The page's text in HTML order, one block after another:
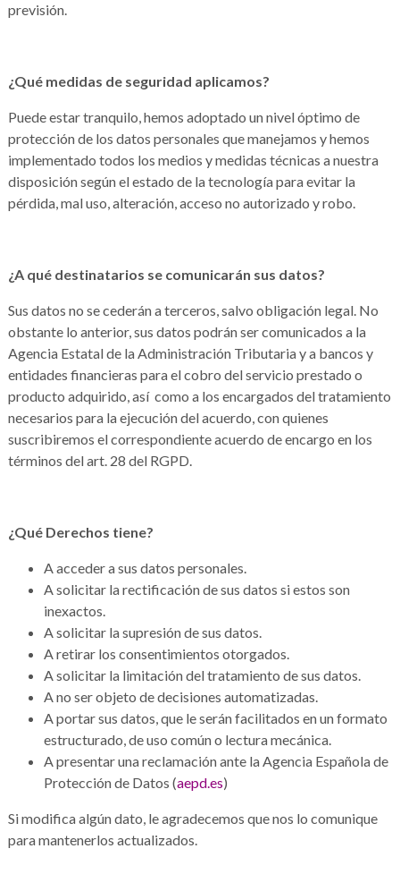
previsión.
¿Qué medidas de seguridad aplicamos?
Puede estar tranquilo, hemos adoptado un nivel óptimo de
protección de los datos personales que manejamos y hemos
implementado todos los medios y medidas técnicas a nuestra
disposición según el estado de la tecnología para evitar la
pérdida, mal uso, alteración, acceso no autorizado y robo.
¿A qué destinatarios se comunicarán sus datos?
Sus datos no se cederán a terceros, salvo obligación legal. No
obstante lo anterior, sus datos podrán ser comunicados a la
Agencia Estatal de la Administración Tributaria y a bancos y
entidades financieras para el cobro del servicio prestado o
producto adquirido, así como a los encargados del tratamiento
necesarios para la ejecución del acuerdo, con quienes
suscribiremos el correspondiente acuerdo de encargo en los
términos del art. 28 del RGPD.
¿Qué Derechos tiene?
A acceder a sus datos personales.
A solicitar la rectificación de sus datos si estos son
inexactos.
A solicitar la supresión de sus datos.
A retirar los consentimientos otorgados.
A solicitar la limitación del tratamiento de sus datos.
A no ser objeto de decisiones automatizadas.
A portar sus datos, que le serán facilitados en un formato
estructurado, de uso común o lectura mecánica.
A presentar una reclamación ante la Agencia Española de
Protección de Datos (aepd.es)
Si modifica algún dato, le agradecemos que nos lo comunique
para mantenerlos actualizados.